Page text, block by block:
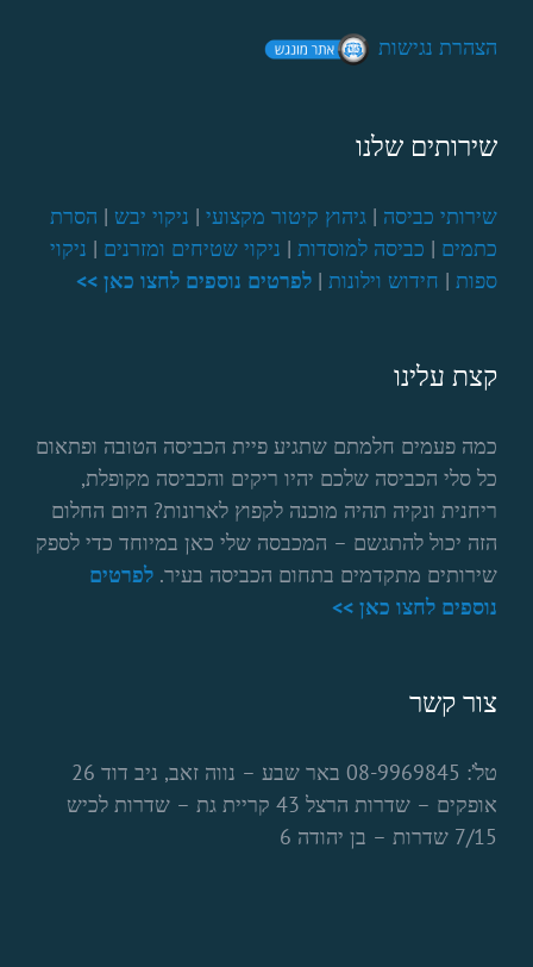
הצהרת נגישות
שירותים שלנו
שירותי כביסה | גיהוץ קיטור מקצועי | ניקוי יבש | הסרת
כתמים | כביסה למוסדות | ניקוי שטיחים ומזרנים | ניקוי
ספות | חידוש וילונות | לפרטים נוספים לחצו כאן >>
קצת עלינו
כמה פעמים חלמתם שתגיע פיית הכביסה הטובה ופתאום
כל סלי הכביסה שלכם יהיו ריקים והכביסה מקופלת,
ריחנית ונקיה תהיה מוכנה לקפוץ לארונות? היום החלום
הזה יכול להתגשם – המכבסה שלי כאן במיוחד כדי לספק
שירותים מתקדמים בתחום הכביסה בעיר. לפרטים
נוספים לחצו כאן >>
צור קשר
טל’: 08-9969845 באר שבע – נווה זאב, ניב דוד 26
אופקים – שדרות הרצל 43 קריית גת – שדרות לכיש
7/15 שדרות – בן יהודה 6